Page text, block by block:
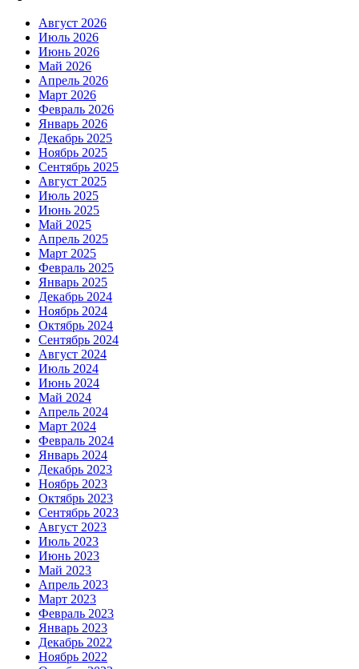
Август 2026
Июль 2026
Июнь 2026
Май 2026
Апрель 2026
Март 2026
Февраль 2026
Январь 2026
Декабрь 2025
Ноябрь 2025
Сентябрь 2025
Август 2025
Июль 2025
Июнь 2025
Май 2025
Апрель 2025
Март 2025
Февраль 2025
Январь 2025
Декабрь 2024
Ноябрь 2024
Октябрь 2024
Сентябрь 2024
Август 2024
Июль 2024
Июнь 2024
Май 2024
Апрель 2024
Март 2024
Февраль 2024
Январь 2024
Декабрь 2023
Ноябрь 2023
Октябрь 2023
Сентябрь 2023
Август 2023
Июль 2023
Июнь 2023
Май 2023
Апрель 2023
Март 2023
Февраль 2023
Январь 2023
Декабрь 2022
Ноябрь 2022